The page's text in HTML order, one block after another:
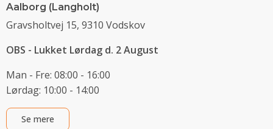
Aalborg (Langholt)
Gravsholtvej 15, 9310 Vodskov
OBS - Lukket Lørdag d. 2 August
Man - Fre: 08:00 - 16:00
Lørdag: 10:00 - 14:00
Se mere